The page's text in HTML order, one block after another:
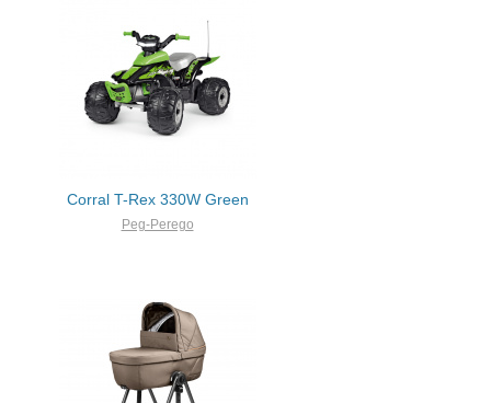
Corral T-Rex 330W Green
Peg-Perego